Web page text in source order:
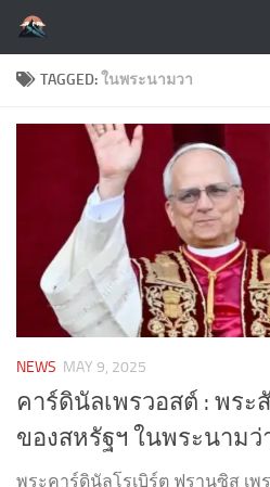
Skip to content
TAGGED:ในพระนามวา
NEWS MAY 9, 2025
คาร์ดินัลเพรวอสต์ : พร
ของสหรัฐฯ ในพระนามว่
พระคาร์ดินัลโรเบิร์ต ฟรานซิส เพ